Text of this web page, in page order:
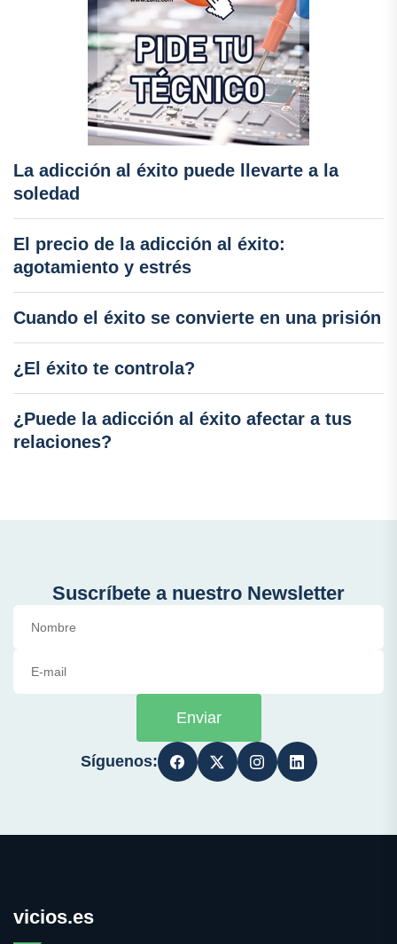
La adicción al éxito puede llevarte a la
soledad
El precio de la adicción al éxito:
agotamiento y estrés
Cuando el éxito se convierte en una prisión
¿El éxito te controla?
¿Puede la adicción al éxito afectar a tus
relaciones?
Suscríbete a nuestro Newsletter
Enviar
Síguenos:
vicios.es